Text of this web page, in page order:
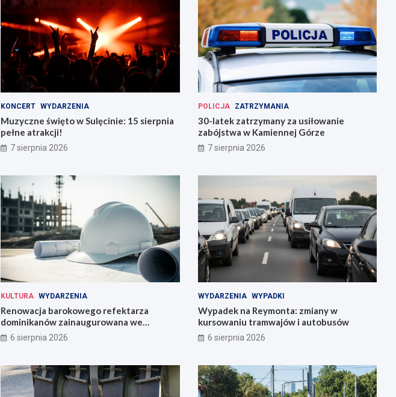
KONCERT WYDARZENIA
Muzyczne święto w Sulęcinie: 15 sierpnia
pełne atrakcji!
7 sierpnia 2026
POLICJA ZATRZYMANIA
30-latek zatrzymany za usiłowanie
zabójstwa w Kamiennej Górze
7 sierpnia 2026
KULTURA WYDARZENIA
Renowacja barokowego refektarza
dominikanów zainaugurowana we
Wrocławiu
6 sierpnia 2026
WYDARZENIA WYPADKI
Wypadek na Reymonta: zmiany w
kursowaniu tramwajów i autobusów
6 sierpnia 2026